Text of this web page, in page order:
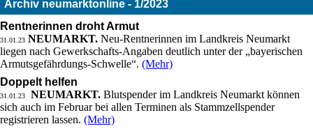
Archiv neumarktonline - 1/2023
Rentnerinnen droht Armut
31.01.23 NEUMARKT. Neu-Rentnerinnen im Landkreis Neumarkt
liegen nach Gewerkschafts-Angaben deutlich unter der „bayerischen
Armutsgefährdungs-Schwelle“. (Mehr)
Doppelt helfen
31.01.23 NEUMARKT. Blutspender im Landkreis Neumarkt können
sich auch im Februar bei allen Terminen als Stammzellspender
registrieren lassen. (Mehr)